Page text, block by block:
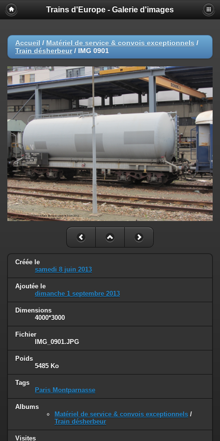
Trains d'Europe - Galerie d'images
Accueil / Matériel de service & convois exceptionnels /
Train désherbeur/ IMG 0901
Créée le
samedi 8 juin 2013
Ajoutée le
dimanche 1 septembre 2013
Dimensions
4000*3000
Fichier
IMG_0901.JPG
Poids
5485 Ko
Tags
Paris Montparnasse
Albums
Matériel de service & convois exceptionnels /
Train désherbeur
Visites